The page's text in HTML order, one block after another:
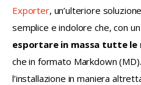
Exporter, un’ulteriore
semplice e indolore che, con
esportare in massa tutte le
che in formato Markdown
l’installazione in maniera